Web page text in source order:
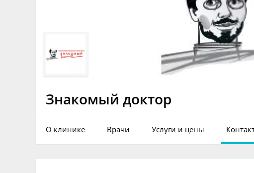
Знакомый доктор
О клинике Врачи Услуги и цены